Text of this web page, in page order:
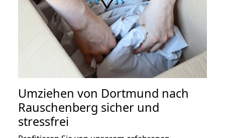
Umziehen von Dortmund nach
Rauschenberg sicher und
stressfrei